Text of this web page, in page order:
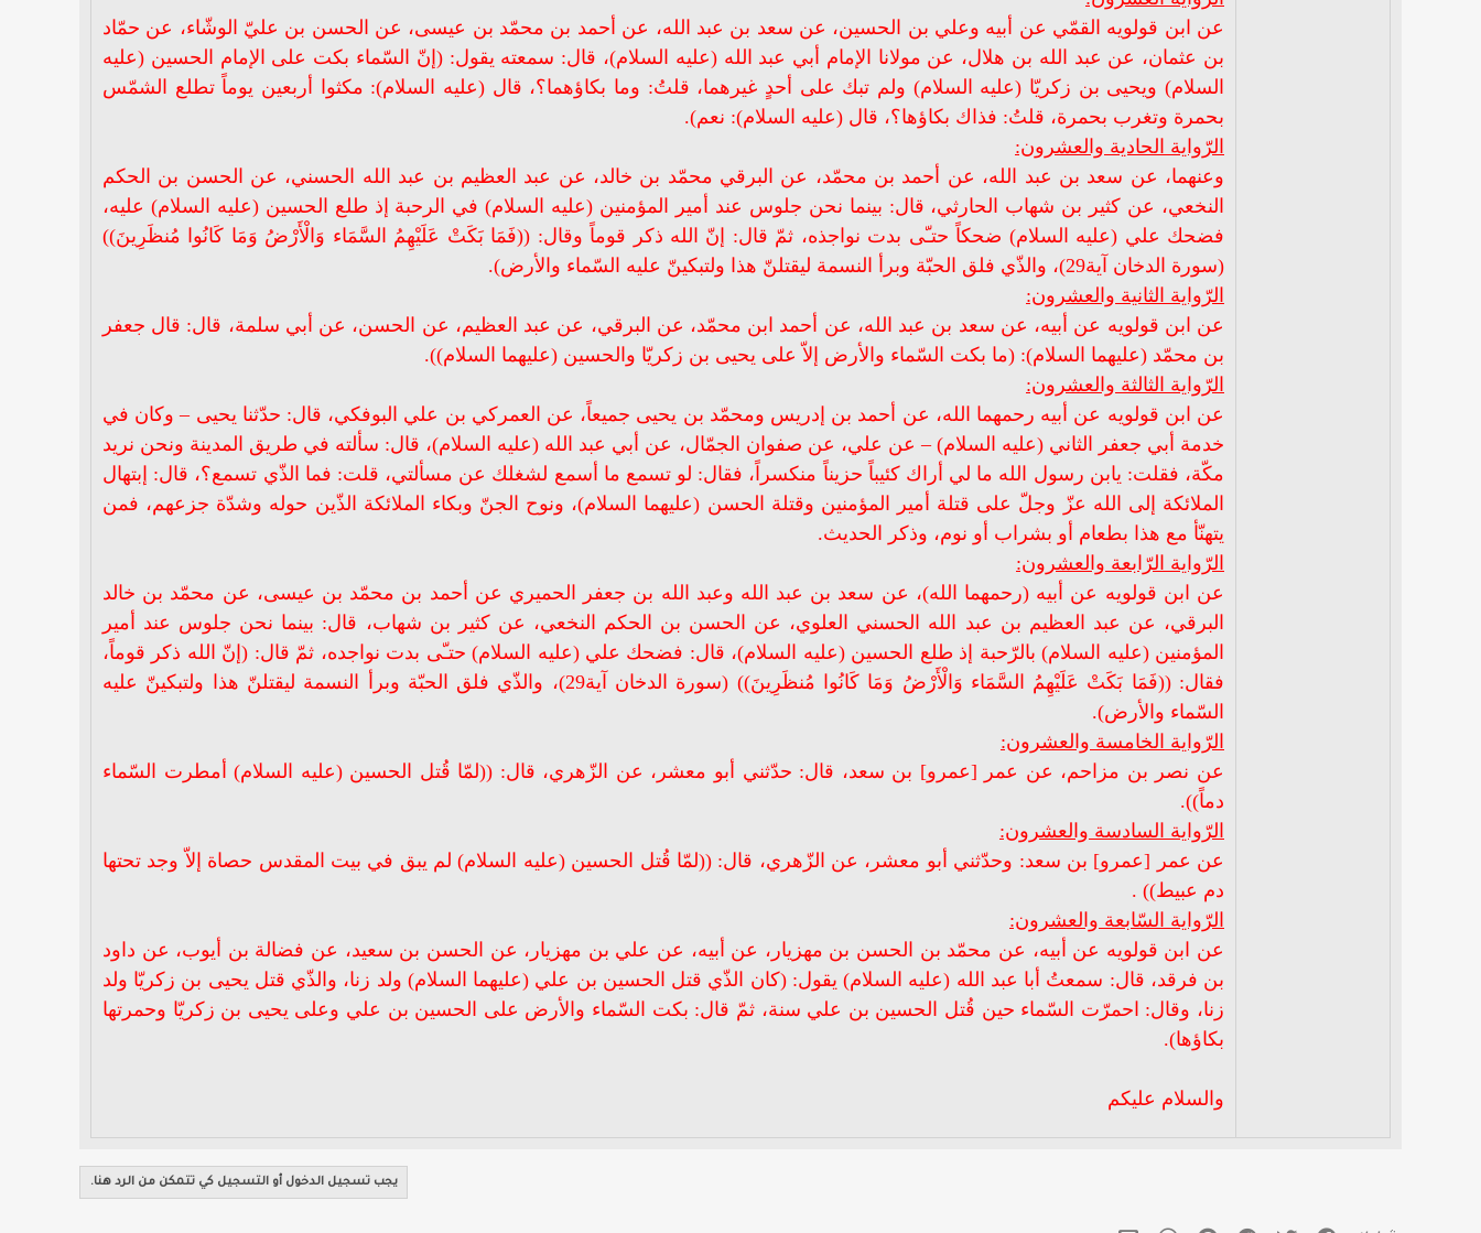
عن ابن قولويه القمّي عن أبيه وعلي بن الحسين، عن سعد بن عبد الله، عن أحمد بن محمّد بن عيسى، عن الحسن بن عليّ الوشّاء، عن حمّاد
بن عثمان، عن عبد الله بن هلال، عن مولانا الإمام أبي عبد الله (عليه السلام)، قال: سمعته يقول: (إنّ السّماء بكت على الإمام الحسين (عليه
السلام) ويحيى بن زكريّا (عليه السلام) ولم تبك على أحدٍ غيرهما، قلتُ: وما بكاؤهما؟، قال (عليه السلام): مكثوا أربعين يوماً تطلع الشمّس
بحمرة وتغرب بحمرة، قلتُ: فذاك بكاؤها؟، قال (عليه السلام): نعم).
الرّواية الحادية والعشرون:
وعنهما، عن سعد بن عبد الله، عن أحمد بن محمّد، عن البرقي محمّد بن خالد، عن عبد العظيم بن عبد الله الحسني، عن الحسن بن الحكم
النخعي، عن كثير بن شهاب الحارثي، قال: بينما نحن جلوس عند أمير المؤمنين (عليه السلام) في الرحبة إذ طلع الحسين (عليه السلام) عليه،
فضحك علي (عليه السلام) ضحكاً حتـّى بدت نواجذه، ثمّ قال: إنّ الله ذكر قوماً وقال: ((فَمَا بَكَتْ عَلَيْهِمُ السَّمَاء وَالْأَرْضُ وَمَا كَانُوا مُنظَرِينَ))
(سورة الدخان آية29)، والذّي فلق الحبّة وبرأ النسمة ليقتلنّ هذا ولتبكينّ عليه السّماء والأرض).
الرّواية الثانية والعشرون:
عن ابن قولويه عن أبيه، عن سعد بن عبد الله، عن أحمد ابن محمّد، عن البرقي، عن عبد العظيم، عن الحسن، عن أبي سلمة، قال: قال جعفر
بن محمّد (عليهما السلام): (ما بكت السّماء والأرض إلاّ على يحيى بن زكريّا والحسين (عليهما السلام)).
الرّواية الثالثة والعشرون:
عن ابن قولويه عن أبيه رحمهما الله، عن أحمد بن إدريس ومحمّد بن يحيى جميعاً، عن العمركي بن علي البوفكي، قال: حدّثنا يحيى – وكان في
خدمة أبي جعفر الثاني (عليه السلام) – عن علي، عن صفوان الجمّال، عن أبي عبد الله (عليه السلام)، قال: سألته في طريق المدينة ونحن نريد
مكّة، فقلت: يابن رسول الله ما لي أراك كئيباً حزيناً منكسراً، فقال: لو تسمع ما أسمع لشغلك عن مسألتي، قلت: فما الذّي تسمع؟، قال: إبتهال
الملائكة إلى الله عزّ وجلّ على قتلة أمير المؤمنين وقتلة الحسن (عليهما السلام)، ونوح الجنّ وبكاء الملائكة الذّين حوله وشدّة جزعهم، فمن
يتهنّأ مع هذا بطعام أو بشراب أو نوم، وذكر الحديث.
الرّواية الرّابعة والعشرون:
عن ابن قولويه عن أبيه (رحمهما الله)، عن سعد بن عبد الله وعبد الله بن جعفر الحميري عن أحمد بن محمّد بن عيسى، عن محمّد بن خالد
البرقي، عن عبد العظيم بن عبد الله الحسني العلوي، عن الحسن بن الحكم النخعي، عن كثير بن شهاب، قال: بينما نحن جلوس عند أمير
المؤمنين (عليه السلام) بالرّحبة إذ طلع الحسين (عليه السلام)، قال: فضحك علي (عليه السلام) حتـّى بدت نواجده، ثمّ قال: (إنّ الله ذكر قوماً،
فقال: ((فَمَا بَكَتْ عَلَيْهِمُ السَّمَاء وَالْأَرْضُ وَمَا كَانُوا مُنظَرِينَ)) (سورة الدخان آية29)، والذّي فلق الحبّة وبرأ النسمة ليقتلنّ هذا ولتبكينّ عليه
السّماء والأرض).
الرّواية الخامسة والعشرون:
عن نصر بن مزاحم، عن عمر [عمرو] بن سعد، قال: حدّثني أبو معشر، عن الزّهري، قال: ((لمّا قُتل الحسين (عليه السلام) أمطرت السّماء
دماً)).
الرّواية السادسة والعشرون:
عن عمر [عمرو] بن سعد: وحدّثني أبو معشر، عن الزّهري، قال: ((لمّا قُتل الحسين (عليه السلام) لم يبق في بيت المقدس حصاة إلاّ وجد تحتها
دم عبيط)) .
الرّواية السّابعة والعشرون:
عن ابن قولويه عن أبيه، عن محمّد بن الحسن بن مهزيار، عن أبيه، عن علي بن مهزيار، عن الحسن بن سعيد، عن فضالة بن أيوب، عن داود
بن فرقد، قال: سمعتُ أبا عبد الله (عليه السلام) يقول: (كان الذّي قتل الحسين بن علي (عليهما السلام) ولد زنا، والذّي قتل يحيى بن زكريّا ولد
زنا، وقال: احمرّت السّماء حين قُتل الحسين بن علي سنة، ثمّ قال: بكت السّماء والأرض على الحسين بن علي وعلى يحيى بن زكريّا وحمرتها
بكاؤها).
والسلام عليكم
يجب تسجيل الدخول أو التسجيل كي تتمكن من الرد هنا.